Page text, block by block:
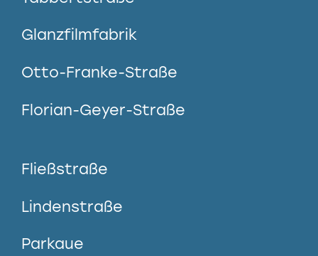
Glanzfilmfabrik
Otto-Franke-Straße
Florian-Geyer-Straße
Fließstraße
Lindenstraße
Parkaue